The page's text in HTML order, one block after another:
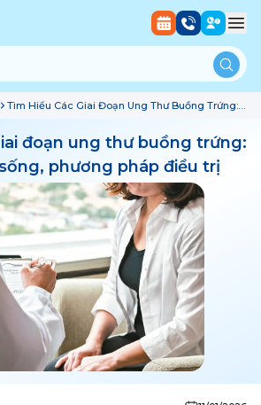
Tìm Hiểu Các Giai Đoạn Ung Thư Buồng Trứng:
đoạn ung thư buồng trứng:
phương pháp điều trị